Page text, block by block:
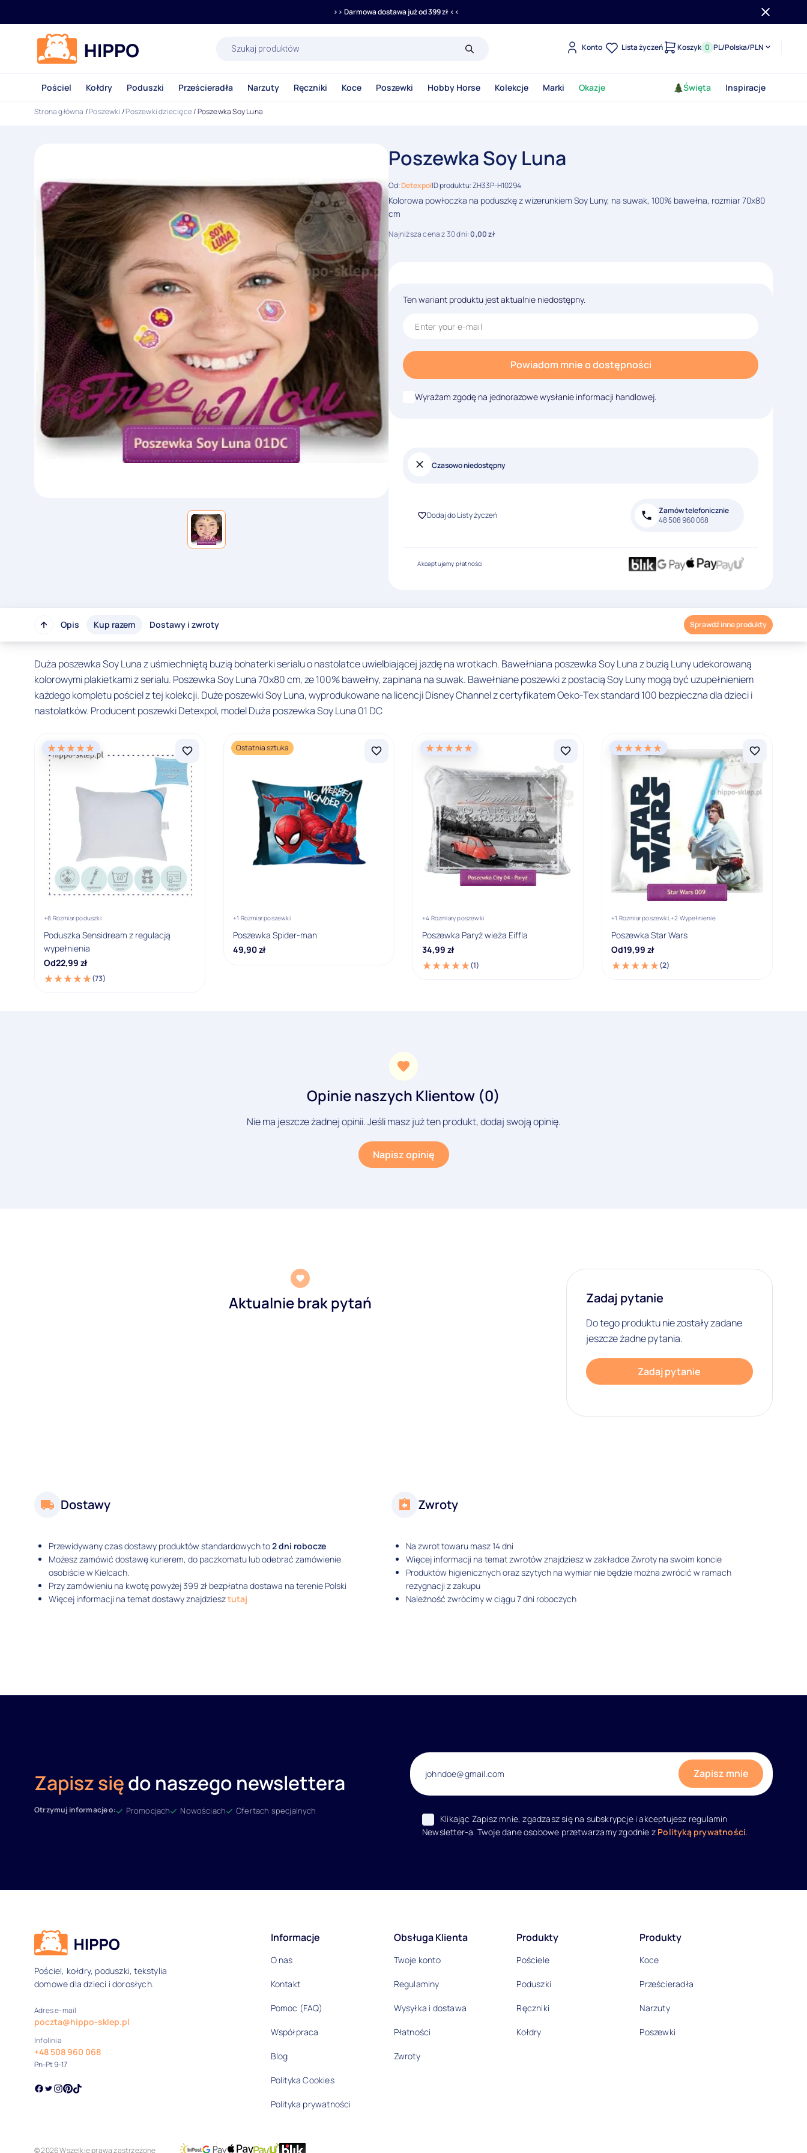
>> Darmowa dostawa już od 399 zł <<
produktów Konto Lista życzeń Koszyk 0 PL/Polska/PLN
Pościel Kołdry Poduszki Prześcieradła Narzuty Ręczniki Koce Poszewki Hobby Horse Kolekcje Marki Okazje Święta Inspiracje
Strona główna /Poszewki/Poszewki dziecięce/ Poszewka Soy Luna
Poszewka Soy Luna
Od:DetexpolID produktu: ZH33P-H10294
Kolorowa powłoczka na poduszkę z wizerunkiem Soy Luny, na suwak, 100% bawełna, rozmiar 70x80
cm
Najniższa cena z 30 dni:0,00zł
Ten wariant produktu jest aktualnie niedostępny.
Powiadom mnie o dostępności
Wyrażam zgodę na jednorazowe wysłanie informacji handlowej.
Czasowo niedostępny
Dodaj do Listy życzeń
Zamów telefonicznie
48 508 960 068
Akceptujemy płatności
Opis Kup razem Dostawy i zwroty Sprawdź inne produkty
Duża poszewka Soy Luna z uśmiechniętą buzią bohaterki serialu o nastolatce uwielbiającej jazdę na wrotkach. Bawełniana poszewka Soy Luna z buzią Luny udekorowaną
kolorowymi plakietkami z serialu. Poszewka Soy Luna 70x80 cm, ze 100% bawełny, zapinana na suwak. Bawełniane poszewki z postacią Soy Luny mogą być uzupełnieniem
każdego kompletu pościel z tej kolekcji. Duże poszewki Soy Luna, wyprodukowane na licencji Disney Channel z certyfikatem Oeko-Tex standard 100 bezpieczna dla dzieci i
nastolatków. Producent poszewki Detexpol, model Duża poszewka Soy Luna 01 DC
+6 Rozmiar poduszki
Poduszka Sensidream z regulacją
wypełnienia
Od22,99 zł
(73)
Ostatnia sztuka
+1 Rozmiar poszewki
Poszewka Spider-man
49,90zł
+4 Rozmiary poszewki
Poszewka Paryż wieża Eiffla
34,99 zł
(1)
+1 Rozmiar poszewki,+2 Wypełnienie
Poszewka Star Wars
Od19,99 zł
(2)
Opinie naszych Klientow (0)
Nie ma jeszcze żadnej opinii. Jeśli masz już ten produkt, dodaj swoją opinię.
Napisz opinię
Aktualnie brak pytań Zadaj pytanie
Do tego produktu nie zostały zadane
jeszcze żadne pytania.
Zadaj pytanie
Dostawy
Przewidywany czas dostawy produktów standardowych to2 dni robocze
Możesz zamówić dostawę kurierem, do paczkomatu lub odebrać zamówienie
osobiście w Kielcach.
Przy zamówieniu na kwotę powyżej 399 zł bezpłatna dostawa na terenie Polski
Więcej informacji na temat dostawy znajdziesztutaj
Zwroty
Na zwrot towaru masz 14 dni
Więcej informacji na temat zwrotów znajdziesz w zakładce Zwroty na swoim koncie
Produktów higienicznych oraz szytych na wymiar nie będzie można zwrócić w ramach
rezygnacji z zakupu
Należność zwrócimy w ciągu 7 dni roboczych
Zapisz siędo naszego newslettera
Otrzymuj informacje o: Promocjach Nowościach Ofertach specjalnych
Klikając Zapisz mnie, zgadzasz się na subskrypcje i akceptujesz regulamin
Newsletter-a. Twoje dane osobowe przetwarzamy zgodnie z Polityką prywatności.
Dane kontaktowe i informacje
Pościel, kołdry, poduszki, tekstylia
domowe dla dzieci i dorosłych.
Adres e-mail
poczta@hippo-sklep.pl
Infolinia
+48 508 960 068
Pn-Pt 9-17
Informacje
O nas
Kontakt
Pomoc (FAQ)
Współpraca
Blog
Polityka Cookies
Polityka prywatności
Obsługa Klienta
Twoje konto
Regulaminy
Wysyłka i dostawa
Płatności
Zwroty
Produkty
Pościele
Poduszki
Ręczniki
Kołdry
Produkty
Koce
Prześcieradła
Narzuty
Poszewki
© 2026 Wszelkie prawa zastrzeżone